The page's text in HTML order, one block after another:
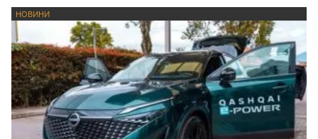
НОВИНИ